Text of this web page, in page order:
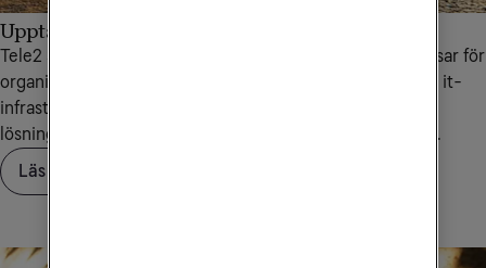
Upptäck SD-WAN
Tele2 SD-WAN Pro är framtidens nätverkstjänst. Den passar för
organisationer med flera verksamhetsadresser, som delar it-
infrastruktur och molnapplikationer och behöver agila
lösningar som fungerar även om verksamheten förändras.
Läs om SD-WAN